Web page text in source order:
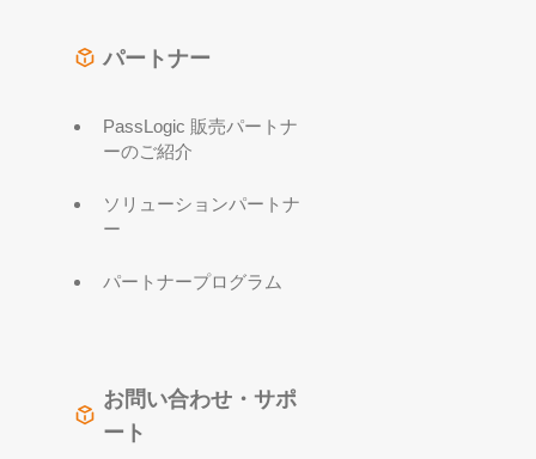
パートナー
PassLogic 販売パートナ
ーのご紹介
ソリューションパートナ
ー
パートナープログラム
お問い合わせ・サポ
ート